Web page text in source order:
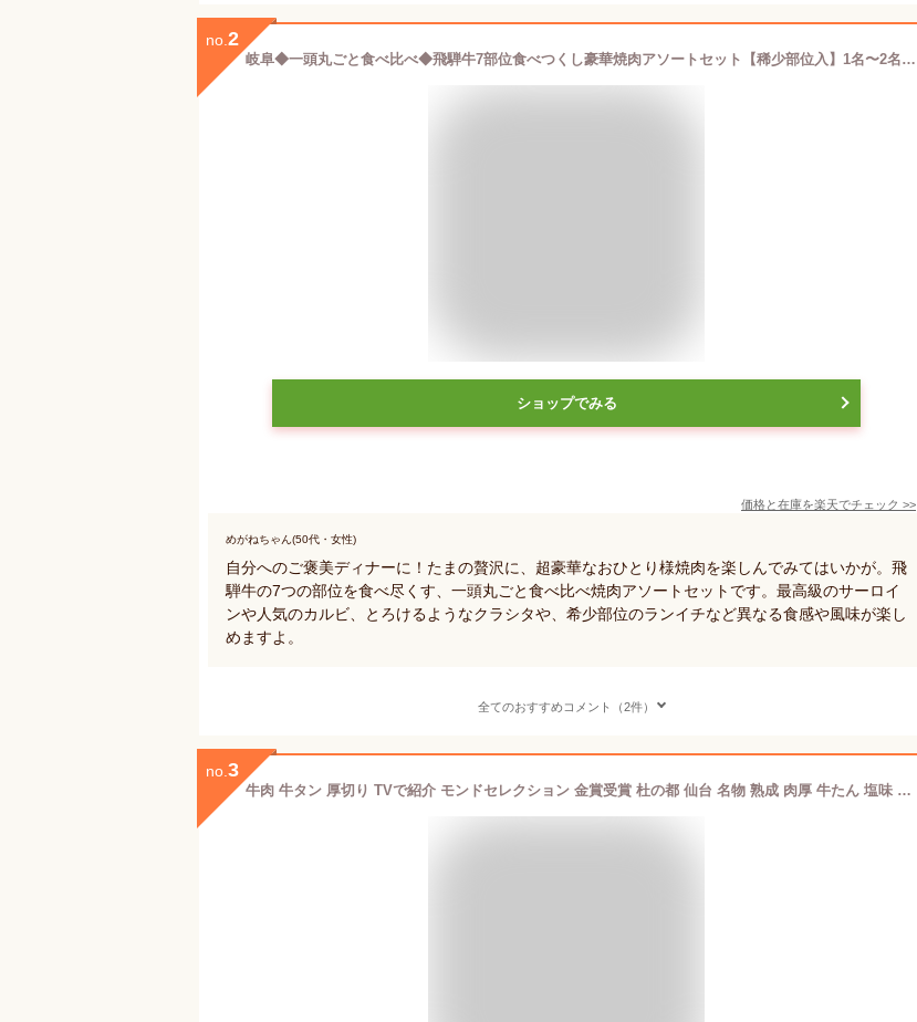
no. 2
岐阜◆一頭丸ごと食べ比べ◆飛騨牛7部位食べつくし豪華焼肉アソートセット【稀少部位入】1名〜2名用300g◆おひとり様焼肉◆◆岐阜/飛騨/飛騨牛おうち割 ふっこう福袋 復袋 お取り寄せグルメ 観光地応援 高級食材料
ショップでみる
価格と在庫を楽天でチェック >>
めがねちゃん(50代・女性)
自分へのご褒美ディナーに！たまの贅沢に、超豪華なおひとり様焼肉を楽しんでみてはいかが。飛
騨牛の7つの部位を食べ尽くす、一頭丸ごと食べ比べ焼肉アソートセットです。最高級のサーロイ
ンや人気のカルビ、とろけるようなクラシタや、希少部位のランイチなど異なる食感や風味が楽し
めますよ。
全てのおすすめコメント（2件）
no. 3
牛肉 牛タン 厚切り TVで紹介 モンドセレクション 金賞受賞 杜の都 仙台 名物 熟成 肉厚 牛たん 塩味 500g（3〜4人分） [ 母の日 父の日 ギフト 贈答 お祝い お取り寄せ グルメ 仙台 名物 宮城 焼肉 BBQ ][ 冷凍配送 ]